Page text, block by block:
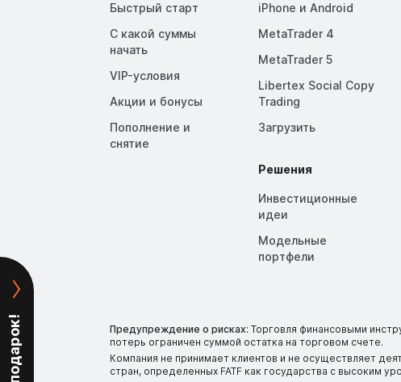
Быстрый старт
С какой суммы
начать
VIP-условия
Акции и бонусы
Пополнение и
снятие
iPhone и Android
MetaTrader 4
MetaTrader 5
Libertex Social Copy
Trading
Загрузить
Решения
Инвестиционные
идеи
Модельные
портфели
Предупреждение о рисках: Торговля финансовыми
потерь ограничен суммой остатка на торговом счете.
Компания не принимает клиентов и не осуществляет
стран, определенных FATF как государства с